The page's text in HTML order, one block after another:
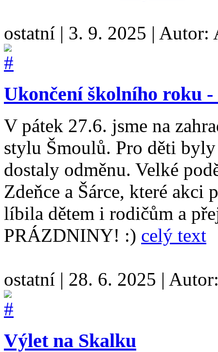
ostatní | 3. 9. 2025 | Autor:
Ukončení školního roku -
V pátek 27.6. jsme na
stylu Šmoulů. Pro děti
dostaly odměnu. Velké
Zdeňce a Šárce, které akci
líbila dětem i rodičům a
PRÁZDNINY! :) celý text
ostatní | 28. 6. 2025 |
Výlet na Skalku